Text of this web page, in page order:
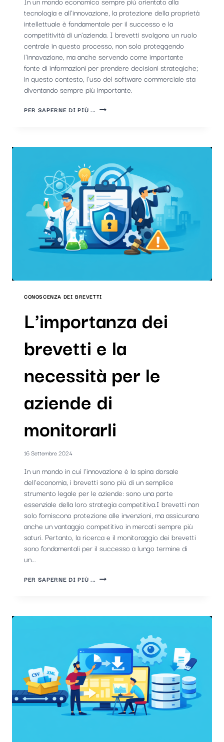
tecnologia e all'innovazione, la protezione della proprietà
intellettuale è fondamentale per il successo e la
competitività di un'azienda. I brevetti svolgono un ruolo
centrale in questo processo, non solo proteggendo
l'innovazione, ma anche servendo come importante
fonte di informazioni per prendere decisioni strategiche;
in questo contesto, l'uso del software commerciale sta
diventando sempre più importante.
PER SAPERNE DI PIÙ ... IL
COMMERCIALI
I
BREVETTI
NEL
MONITORAGGIO
DEI
BREVETTI
DEI
CONCORRENTI
CONOSCENZA DEI BREVETTI
L'importanza dei
brevetti e la
necessità per le
aziende di
monitorarli
16 Settembre 2024
In un mondo in cui l'innovazione è la spina dorsale
dell'economia, i brevetti sono più di un semplice
strumento legale per le aziende: sono una parte
essenziale della loro strategia competitiva.I brevetti non
solo forniscono protezione alle invenzioni, ma assicurano
anche un vantaggio competitivo in mercati sempre più
saturi. Pertanto, la ricerca e il monitoraggio dei brevetti
sono fondamentali per il successo a lungo termine di
un...
PER SAPERNE DI PIÙ ... L'IMPORTANZA
NECESSITÀ
AZIENDE
DI
MONITORARLI